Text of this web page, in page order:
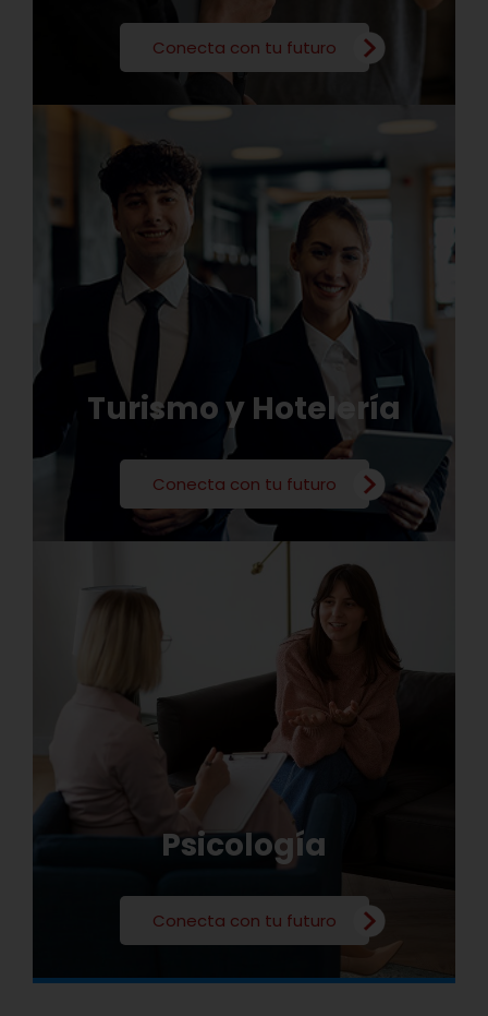
Conecta con tu futuro
Turismo y Hotelería
Conecta con tu futuro
Psicología
Conecta con tu futuro